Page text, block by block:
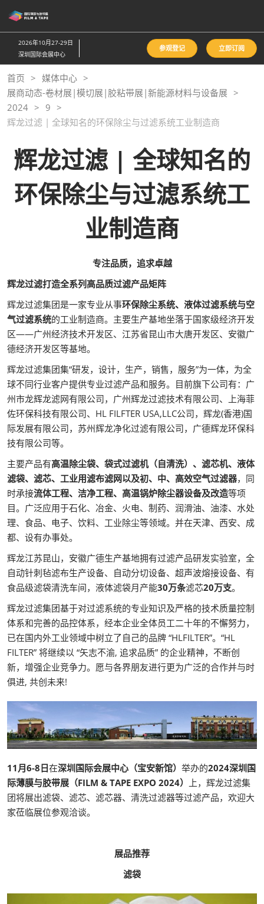
接
跳
至
内
容
2026年10月27-29日
深圳国际会展中心
参观登记 立即订阅
首页
媒体中心
展商动态-卷材展|模切展|胶粘带展|新能源材料与设备展
2024
9
辉龙过滤 | 全球知名的环保除尘与过滤系统工业制造商
辉龙过滤 | 全球知名的
环保除尘与过滤系统工
业制造商
专注品质，追求卓越
辉龙过滤打造全系列高品质过滤产品矩阵
辉龙过滤集团是一家专业从事环保除尘系统、液体过滤系统与空
气过滤系统的工业制造商。主要生产基地坐落于国家级经济开发
区——广州经济技术开发区、江苏省昆山市大唐开发区、安徽广
德经济开发区等基地。
辉龙过滤集团集“研发，设计，生产，销售，服务”为一体，为全
球不同行业客户提供专业过滤产品和服务。目前旗下公司有：广
州市龙辉龙滤网有限公司，广州辉龙过滤技术有限公司、上海菲
佐环保科技有限公司、HL FILFTER USA,LLC公司，辉龙(香港)国
际发展有限公司，苏州辉龙净化过滤有限公司，广德辉龙环保科
技有限公司等。
主要产品有高温除尘袋、袋式过滤机（自清洗）、滤芯机、液体
滤袋、滤芯、工业用滤布滤网以及初、中、高效空气过滤器，同
时承接流体工程、洁净工程、高温锅炉除尘器设备及改造等项
目。广泛应用于石化、冶金、火电、制药、润滑油、油漆、水处
理、食品、电子、饮料、工业除尘等领域。并在天津、西安、成
都、设有办事处。
辉龙江苏昆山，安徽广德生产基地拥有过滤产品研发实验室，全
自动针刺毡滤布生产设备、自动分切设备、超声波熔接设备、有
食品级滤袋清洗车间，液体滤袋月产能30万条滤芯20万支。
辉龙过滤集团基于对过滤系统的专业知识及严格的技术质量控制
体系和完善的品控体系，经本企业全体员工二十年的不懈努力，
已在国内外工业领域中树立了自己的品牌 “HLFILTER”。“HL
FILTER” 将继续以 “矢志不渝, 追求品质” 的企业精神，不断创
新，增强企业竞争力。愿与各界朋友进行更为广泛的合作并与时
俱进, 共创未来!
11月6-8日在深圳国际会展中心（宝安新馆） 举办的2024深圳国
际薄膜与胶带展（FILM & TAPE EXPO 2024）
上，辉龙过滤集
团将展出滤袋、滤芯、滤芯器、清洗过滤器等过滤产品，欢迎大
家莅临展位参观洽谈。
展品推荐
滤袋